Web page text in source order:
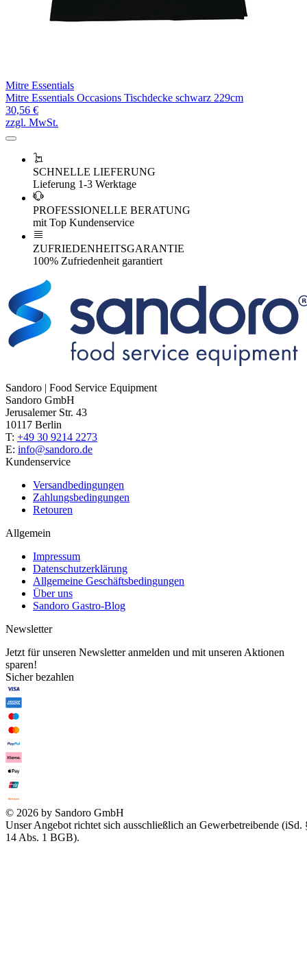
Mitre Essentials
Mitre Essentials Occasions Tischdecke schwarz 229cm
30,56 €
zzgl. MwSt.
SCHNELLE LIEFERUNG
Lieferung 1-3 Werktage
PROFESSIONELLE BERATUNG
mit Top Kundenservice
ZUFRIEDENHEITSGARANTIE
100% Zufriedenheit garantiert
Sandoro | Food Service Equipment
Sandoro GmbH
Jerusalemer Str. 43
10117 Berlin
T: +49 30 9214 2273
E: info@sandoro.de
Kundenservice
Versandbedingungen
Zahlungsbedingungen
Retouren
Allgemein
Impressum
Datenschutzerklärung
Allgemeine Geschäftsbedingungen
Über uns
Sandoro Gastro-Blog
Newsletter
Jetzt für unseren Newsletter anmelden und mit unseren Aktionen
sparen!
Sicher bezahlen
© 2026 by Sandoro GmbH
Unser Angebot richtet sich ausschließlich an Gewerbetreibende (iSd.
14 Abs. 1 BGB).